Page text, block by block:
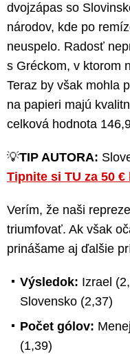
dvojzápas so
národov, kde po
neuspelo. Radosť
s Gréckom, v ktorom
Teraz by však mohla
na papieri majú
celková hodnota
💡TIP AUTORA:
Tipnite si TU za 50 €
Verím, že naši
triumfovať. Ak však
prinášame aj ďalšie
Výsledok: Izrael
Slovensko (2,37)
Počet gólov:
(1,39)